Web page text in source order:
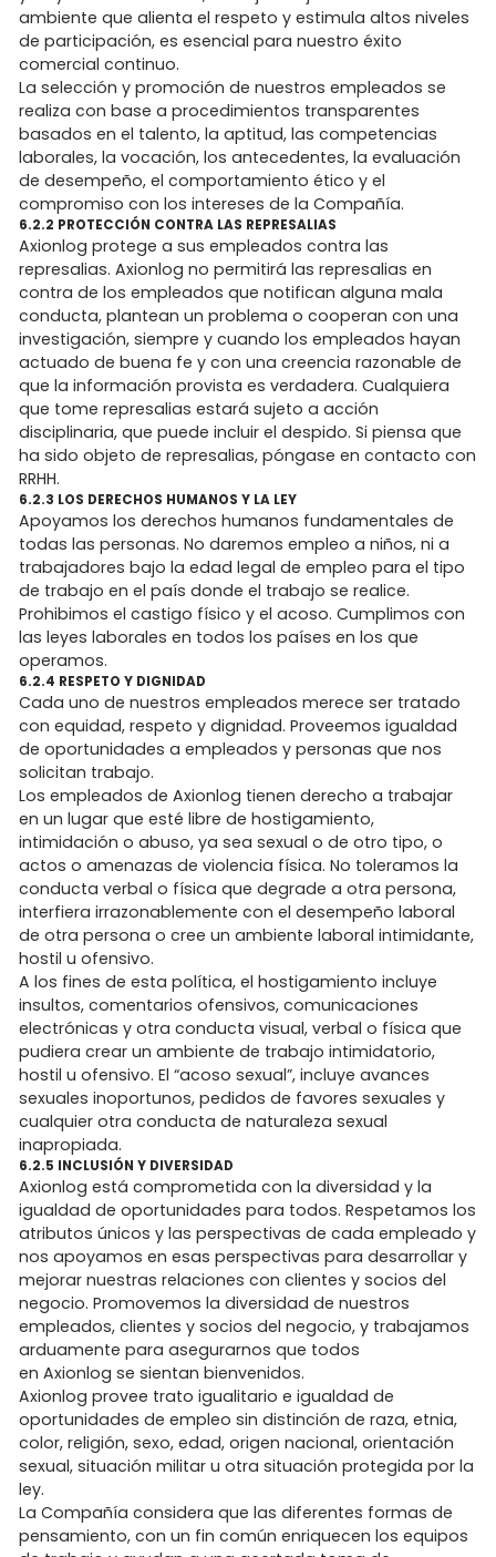
ambiente que alienta el respeto y estimula altos niveles
de participación, es esencial para nuestro éxito
comercial continuo.
La selección y promoción de nuestros empleados se
realiza con base a procedimientos transparentes
basados en el talento, la aptitud, las competencias
laborales, la vocación, los antecedentes, la evaluación
de desempeño, el comportamiento ético y el
compromiso con los intereses de la Compañía.
6.2.2 PROTECCIÓN CONTRA LAS REPRESALIAS
Axionlog protege a sus empleados contra las
represalias. Axionlog no permitirá las represalias en
contra de los empleados que notifican alguna mala
conducta, plantean un problema o cooperan con una
investigación, siempre y cuando los empleados hayan
actuado de buena fe y con una creencia razonable de
que la información provista es verdadera. Cualquiera
que tome represalias estará sujeto a acción
disciplinaria, que puede incluir el despido. Si piensa que
ha sido objeto de represalias, póngase en contacto con
RRHH.
6.2.3 LOS DERECHOS HUMANOS Y LA LEY
Apoyamos los derechos humanos fundamentales de
todas las personas. No daremos empleo a niños, ni a
trabajadores bajo la edad legal de empleo para el tipo
de trabajo en el país donde el trabajo se realice.
Prohibimos el castigo físico y el acoso. Cumplimos con
las leyes laborales en todos los países en los que
operamos.
6.2.4 RESPETO Y DIGNIDAD
Cada uno de nuestros empleados merece ser tratado
con equidad, respeto y dignidad. Proveemos igualdad
de oportunidades a empleados y personas que nos
solicitan trabajo.
Los empleados de Axionlog tienen derecho a trabajar
en un lugar que esté libre de hostigamiento,
intimidación o abuso, ya sea sexual o de otro tipo, o
actos o amenazas de violencia física. No toleramos la
conducta verbal o física que degrade a otra persona,
interfiera irrazonablemente con el desempeño laboral
de otra persona o cree un ambiente laboral intimidante,
hostil u ofensivo.
A los fines de esta política, el hostigamiento incluye
insultos, comentarios ofensivos, comunicaciones
electrónicas y otra conducta visual, verbal o física que
pudiera crear un ambiente de trabajo intimidatorio,
hostil u ofensivo. El “acoso sexual”, incluye avances
sexuales inoportunos, pedidos de favores sexuales y
cualquier otra conducta de naturaleza sexual
inapropiada.
6.2.5 INCLUSIÓN Y DIVERSIDAD
Axionlog está comprometida con la diversidad y la
igualdad de oportunidades para todos. Respetamos los
atributos únicos y las perspectivas de cada empleado y
nos apoyamos en esas perspectivas para desarrollar y
mejorar nuestras relaciones con clientes y socios del
negocio. Promovemos la diversidad de nuestros
empleados, clientes y socios del negocio, y trabajamos
arduamente para asegurarnos que todos
en Axionlog se sientan bienvenidos.
Axionlog provee trato igualitario e igualdad de
oportunidades de empleo sin distinción de raza, etnia,
color, religión, sexo, edad, origen nacional, orientación
sexual, situación militar u otra situación protegida por la
ley.
La Compañía considera que las diferentes formas de
pensamiento, con un fin común enriquecen los equipos